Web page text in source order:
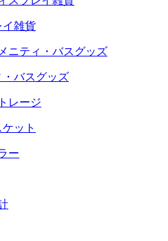
雑貨
バスグッズ
ット